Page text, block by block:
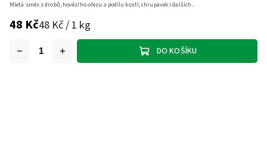
48 Kč48 Kč / 1 kg
DO KOŠÍKU
Mletá směs z drobů, hovězího ořezu a podílu kostí, chrupavek i dalších...